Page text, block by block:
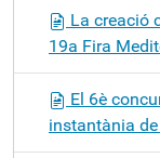
La creació
19a Fira
El 6è
instantània